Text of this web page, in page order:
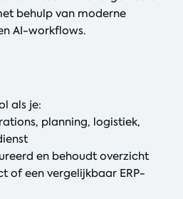
behulp van moderne
AI-workflows.
als je:
planning, logistiek,
en behoudt overzicht
of een vergelijkbaar ERP-